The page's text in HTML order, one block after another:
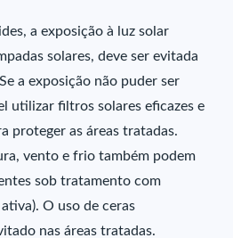
a exposição à luz solar
solares, deve ser evitada
a exposição não puder ser
utilizar filtros solares eficazes e
proteger as áreas tratadas.
vento e frio também podem
sob tratamento com
O uso de ceras
nas áreas tratadas.